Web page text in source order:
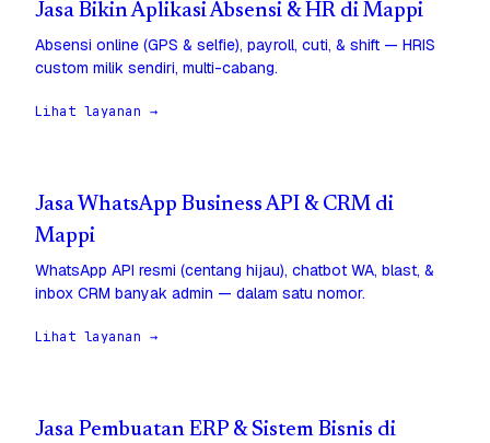
Jasa Bikin Aplikasi Absensi & HR di Mappi
Absensi online (GPS & selfie), payroll, cuti, & shift — HRIS
custom milik sendiri, multi-cabang.
Lihat layanan →
Jasa WhatsApp Business API & CRM di
Mappi
WhatsApp API resmi (centang hijau), chatbot WA, blast, &
inbox CRM banyak admin — dalam satu nomor.
Lihat layanan →
Jasa Pembuatan ERP & Sistem Bisnis di